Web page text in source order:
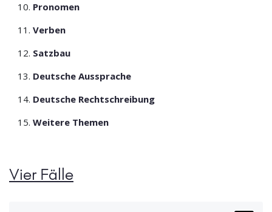
Pronomen
Verben
Satzbau
Deutsche Aussprache
Deutsche Rechtschreibung
Weitere Themen
Vier Fälle